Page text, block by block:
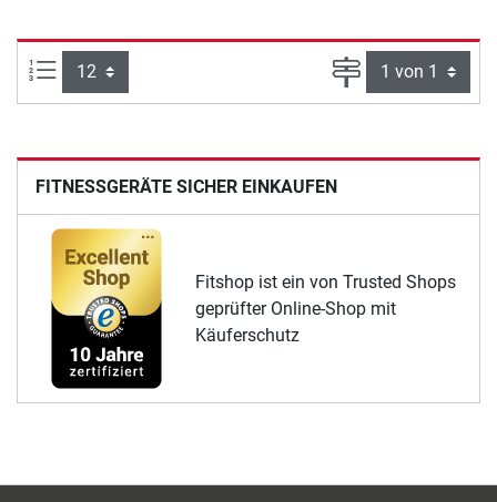
Artikel pro Seite: Seite
FITNESSGERÄTE SICHER EINKAUFEN
Fitshop ist ein von Trusted Shops
geprüfter Online-Shop mit
Käuferschutz